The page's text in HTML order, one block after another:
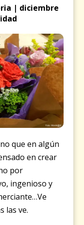
| diciembre
que en algún
en crear
por
ingenioso y
las ve.